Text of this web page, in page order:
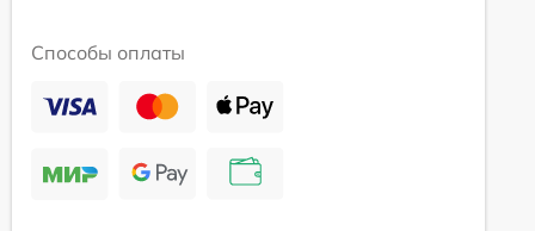
Способы оплаты